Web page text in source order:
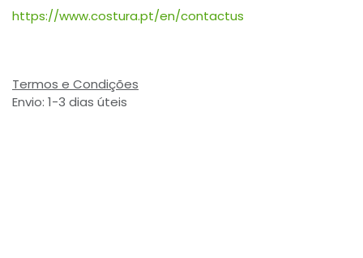
https://www.costura.pt/en/contactus
Termos e Condições
Envio: 1-3 dias úteis